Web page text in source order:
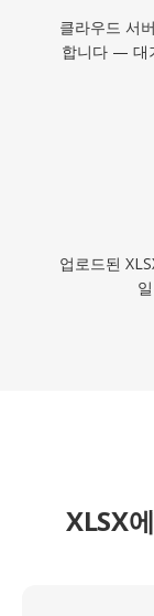
클라우드 서
합니다 — 대
업로드된
XLSX